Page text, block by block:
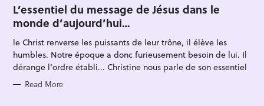
T
E
G
O
R
I
E
S
L’essentiel du message de Jésus dans le
monde d’aujourd’hui…
le Christ renverse les puissants de leur trône, il élève les
humbles. Notre époque a donc furieusement besoin de lui. Il
dérange l'ordre établi... Christine nous parle de son essentiel
Read More
S
e